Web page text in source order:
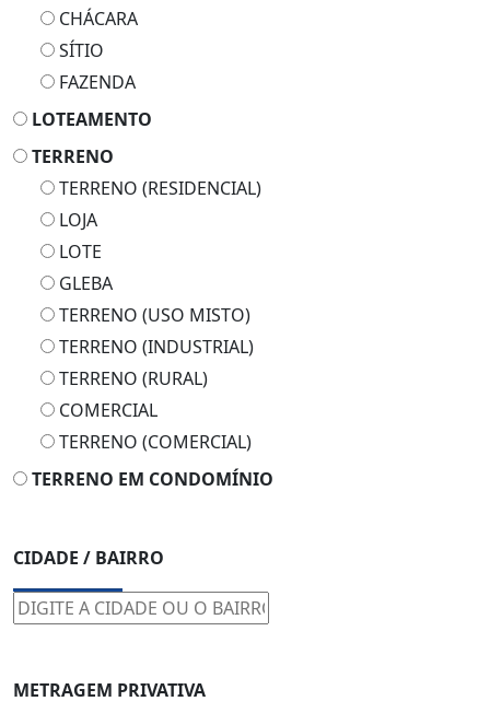
CHÁCARA
SÍTIO
FAZENDA
LOTEAMENTO
TERRENO
TERRENO (RESIDENCIAL)
LOJA
LOTE
GLEBA
TERRENO (USO MISTO)
TERRENO (INDUSTRIAL)
TERRENO (RURAL)
COMERCIAL
TERRENO (COMERCIAL)
TERRENO EM CONDOMÍNIO
CIDADE / BAIRRO
METRAGEM PRIVATIVA